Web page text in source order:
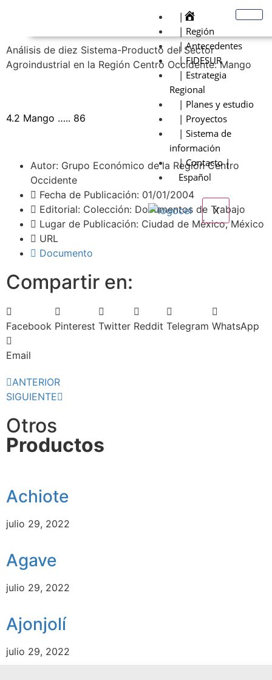
|
| Región
| Antecedentes
| FIDESUR
| Estrategia
Regional
| Planes y estudio
| Proyectos
| Sistema de
información
| Contacto |
Español
X
Análisis de diez Sistema-Producto del Sector
Agroindustrial en la Región Centro Occidente: Mango
4.2 Mango ….. 86
Autor: Grupo Económico de la Región Centro
Occidente
Fecha de Publicación: 01/01/2004
Editorial: Colección: Documentos de Trabajo
Lugar de Publicación: Ciudad de México, México
URL
Documento
Compartir en:
Facebook Pinterest Twitter Reddit Telegram WhatsApp
Email
ANTERIOR
SIGUIENTE
Otros
Productos
Achiote
julio 29, 2022
Agave
julio 29, 2022
Ajonjolí
julio 29, 2022